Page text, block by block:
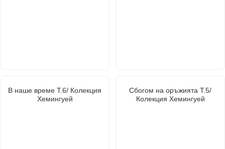
В наше време Т.6/ Колекция
Хемингуей
Сбогом на оръжията Т.5/
Колекция Хемингуей